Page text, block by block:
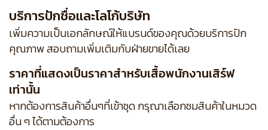
บริการปักชื่อและโลโก้บริษัท
เพิ่มความเป็นเอกลักษณ์ให้แบรนด์ของคุณด้วยบริการปัก
คุณภาพ สอบถามเพิ่มเติมกับฝ่ายขายได้เลย
ราคาที่แสดงเป็นราคาสำหรับเสื้อพนักงานเสิร์ฟ
เท่านั้น
หากต้องการสินค้าอื่นๆที่เข้าชุด กรุณาเลือกชมสินค้าในหมวด
อื่น ๆ ได้ตามต้องการ